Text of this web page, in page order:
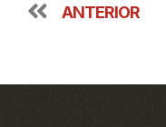
ANTERIOR